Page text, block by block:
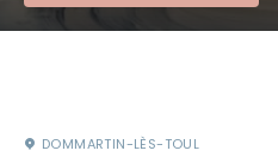
DOMMARTIN-LÈS-TOUL